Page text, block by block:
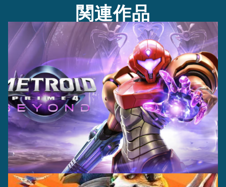
関連作品
キャスティング＋
プロダクション
レコーディング＋
キャプチャー